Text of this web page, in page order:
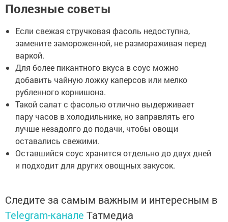
Полезные советы
Если свежая стручковая фасоль недоступна,
замените замороженной, не размораживая перед
варкой.
Для более пикантного вкуса в соус можно
добавить чайную ложку каперсов или мелко
рубленного корнишона.
Такой салат с фасолью отлично выдерживает
пару часов в холодильнике, но заправлять его
лучше незадолго до подачи, чтобы овощи
оставались свежими.
Оставшийся соус хранится отдельно до двух дней
и подходит для других овощных закусок.
Следите за самым важным и интересным в
Telegram-канале Татмедиа